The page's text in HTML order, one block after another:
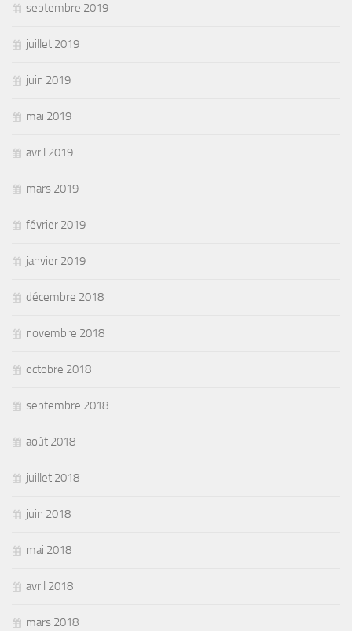
septembre 2019
juillet 2019
juin 2019
mai 2019
avril 2019
mars 2019
février 2019
janvier 2019
décembre 2018
novembre 2018
octobre 2018
septembre 2018
août 2018
juillet 2018
juin 2018
mai 2018
avril 2018
mars 2018